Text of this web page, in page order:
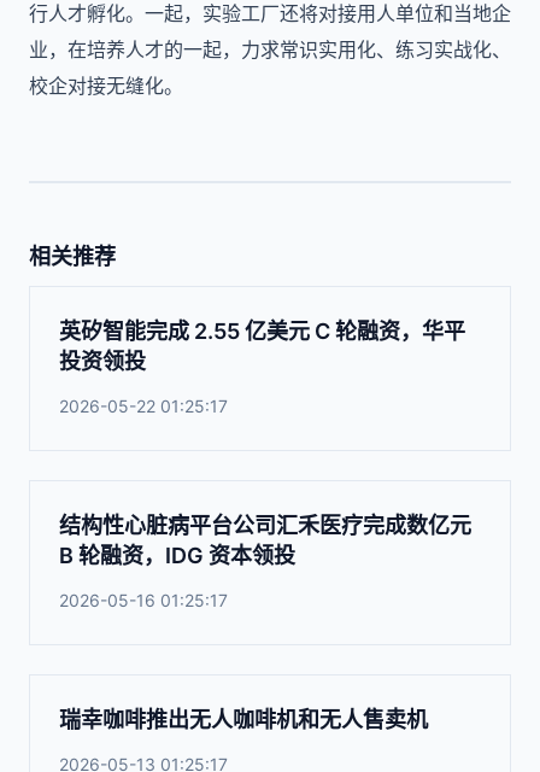
行人才孵化。一起，实验工厂还将对接用人单位和当地企
业，在培养人才的一起，力求常识实用化、练习实战化、
校企对接无缝化。
相关推荐
英矽智能完成 2.55 亿美元 C 轮融资，华平
投资领投
2026-05-22 01:25:17
结构性心脏病平台公司汇禾医疗完成数亿元
B 轮融资，IDG 资本领投
2026-05-16 01:25:17
瑞幸咖啡推出无人咖啡机和无人售卖机
2026-05-13 01:25:17